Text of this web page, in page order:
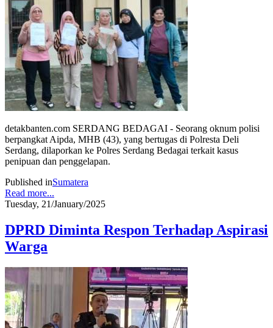
detakbanten.com SERDANG BEDAGAI - Seorang oknum polisi
berpangkat Aipda, MHB (43), yang bertugas di Polresta Deli
Serdang, dilaporkan ke Polres Serdang Bedagai terkait kasus
penipuan dan penggelapan.
Published inSumatera
Read more...
Tuesday, 21/January/2025
DPRD Diminta Respon Terhadap Aspirasi
Warga